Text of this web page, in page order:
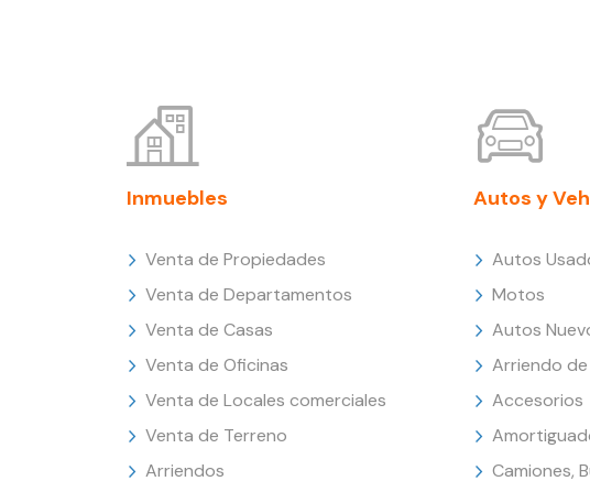
Inmuebles
Venta de Propiedades
Venta de Departamentos
Venta de Casas
Venta de Oficinas
Venta de Locales comerciales
Venta de Terreno
Arriendos
Autos y
Autos
Motos
Autos
Arriendo
Accesorios
Camiones,